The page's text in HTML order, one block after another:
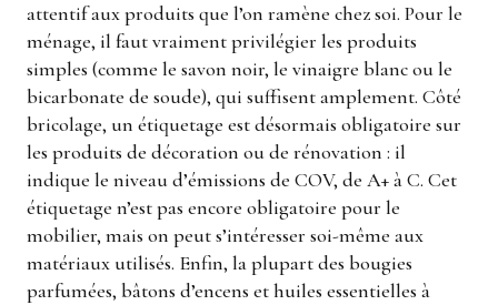
attentif aux produits que l’on ramène chez soi. Pour le
ménage, il faut vraiment privilégier les produits
simples (comme le savon noir, le vinaigre blanc ou le
bicarbonate de soude), qui suffisent amplement. Côté
bricolage, un étiquetage est désormais obligatoire sur
les produits de décoration ou de rénovation : il
indique le niveau d’émissions de COV, de A+ à C. Cet
étiquetage n’est pas encore obligatoire pour le
mobilier, mais on peut s’intéresser soi-même aux
matériaux utilisés. Enfin, la plupart des bougies
parfumées, bâtons d’encens et huiles essentielles à